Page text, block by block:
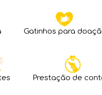
Gatinhos para
Prestação de